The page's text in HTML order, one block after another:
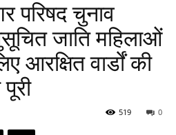
परिषद चुनाव
जाति महिलाओं
आरक्षित वार्डों की
0
519